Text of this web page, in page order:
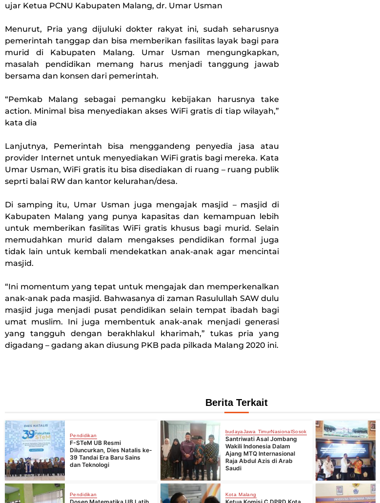
ujar Ketua PCNU Kabupaten Malang, dr. Umar Usman
Menurut, Pria yang dijuluki dokter rakyat ini, sudah seharusnya
pemerintah tanggap dan bisa memberikan fasilitas layak bagi para
murid di Kabupaten Malang. Umar Usman mengungkapkan,
masalah pendidikan memang harus menjadi tanggung jawab
bersama dan konsen dari pemerintah.
“Pemkab Malang sebagai pemangku kebijakan harusnya take
action. Minimal bisa menyediakan akses WiFi gratis di tiap wilayah,”
kata dia
Lanjutnya, Pemerintah bisa menggandeng penyedia jasa atau
provider Internet untuk menyediakan WiFi gratis bagi mereka. Kata
Umar Usman, WiFi gratis itu bisa disediakan di ruang – ruang publik
seprti balai RW dan kantor kelurahan/desa.
Di samping itu, Umar Usman juga mengajak masjid – masjid di
Kabupaten Malang yang punya kapasitas dan kemampuan lebih
untuk memberikan fasilitas WiFi gratis khusus bagi murid. Selain
memudahkan murid dalam mengakses pendidikan formal juga
tidak lain untuk kembali mendekatkan anak-anak agar mencintai
masjid.
“Ini momentum yang tepat untuk mengajak dan memperkenalkan
anak-anak pada masjid. Bahwasanya di zaman Rasulullah SAW dulu
masjid juga menjadi pusat pendidikan selain tempat ibadah bagi
umat muslim. Ini juga membentuk anak-anak menjadi generasi
yang tangguh dengan berakhlakul kharimah,” tukas pria yang
digadang – gadang akan diusung PKB pada pilkada Malang 2020 ini.
Berita Terkait
Pendidikan
F-STeM UB Resmi
Diluncurkan, Dies Natalis ke-
39 Tandai Era Baru Sains
dan Teknologi
budayaJawa TimurNasionalSosok
Santriwati Asal Jombang
Wakili Indonesia Dalam
Ajang MTQ Internasional
Raja Abdul Azis di Arab
Saudi
Pendidikan Kota Malang